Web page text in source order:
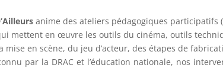
anime des ateliers pédagogiques participatifs
mettent en œuvre les outils du cinéma, outils
mise en scène, du jeu d’acteur, des étapes de
par la DRAC et l’éducation nationale, nos